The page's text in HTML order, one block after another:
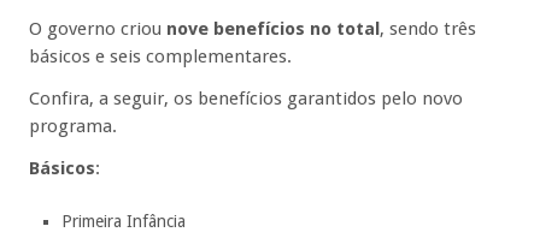
O governo criou nove benefícios no total, sendo três
básicos e seis complementares.
Confira, a seguir, os benefícios garantidos pelo novo
programa.
Básicos:
Primeira Infância